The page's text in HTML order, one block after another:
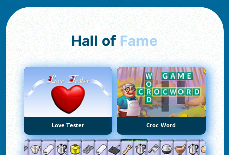
Hall of Fame
Love Tester Croc Word